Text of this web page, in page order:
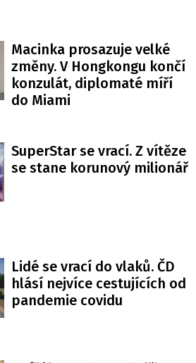
Macinka prosazuje velké
změny. V Hongkongu končí
konzulát, diplomaté míří
do Miami
SuperStar se vrací. Z vítěze
se stane korunový milionář
Lidé se vrací do vlaků. ČD
hlásí nejvíce cestujících od
pandemie covidu